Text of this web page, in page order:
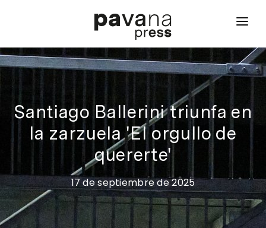
inicio
proyectos
noticias
contacto
Santiago Ballerini triunfa en
la zarzuela 'El orgullo de
quererte'
17 de septiembre de 2025